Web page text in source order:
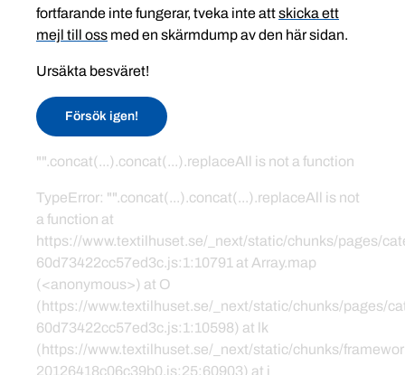
fortfarande inte fungerar, tveka inte attskicka ett
mejl till oss med en skärmdump av den här sidan.
Ursäkta besväret!
Försök igen!
"".concat(...).concat(...).replaceAll is not a function
TypeError: "".concat(...).concat(...).replaceAll is not
a function at
https://www.textilhuset.se/_next/static/chunks/pages/
60d73422cc57ed3c.js:1:10791 at Array.map
(<anonymous>) at O
(https://www.textilhuset.se/_next/static/chunks/pages/
60d73422cc57ed3c.js:1:10598) at lk
(https://www.textilhuset.se/_next/static/chunks/
20126418c06c39b0.js:25:60903) at i